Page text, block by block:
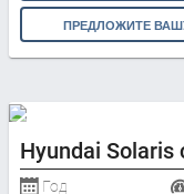
ПРЕДЛОЖИТЕ
Hyundai Solaris
Год